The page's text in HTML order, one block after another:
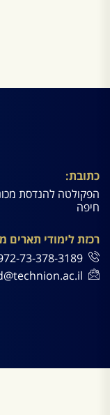
כתובת:
הפקולטה להנדסת
חיפה
רכזת לימודי תארים
73-378-3189+